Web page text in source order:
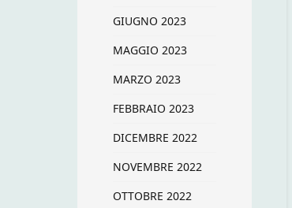
GIUGNO 2023
MAGGIO 2023
MARZO 2023
FEBBRAIO 2023
DICEMBRE 2022
NOVEMBRE 2022
OTTOBRE 2022